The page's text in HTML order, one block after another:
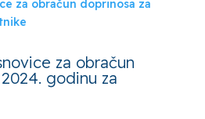
za obračun
godinu za